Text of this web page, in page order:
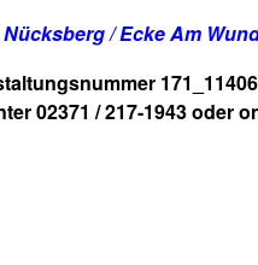
Nücksberg / Ecke Am
171_11406
02371 / 217-1943oder